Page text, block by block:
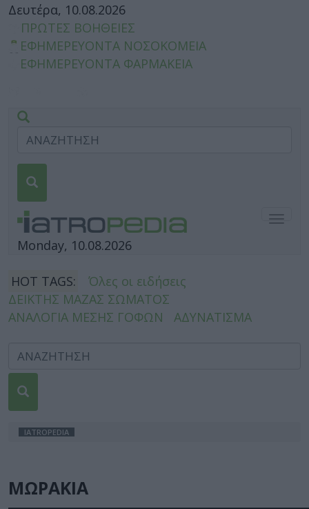
Δευτέρα, 10.08.2026
ΠΡΩΤΕΣ ΒΟΗΘΕΙΕΣ
ΕΦΗΜΕΡΕΥΟΝΤΑ ΝΟΣΟΚΟΜΕΙΑ
ΕΦΗΜΕΡΕΥΟΝΤΑ ΦΑΡΜΑΚΕΙΑ
Monday, 10.08.2026
HOT TAGS:
Όλες οι ειδήσεις
ΔΕΙΚΤΗΣ ΜΑΖΑΣ ΣΩΜΑΤΟΣ
ΑΝΑΛΟΓΙΑ ΜΕΣΗΣ ΓΟΦΩΝ
ΑΔΥΝΑΤΙΣΜΑ
IATROPEDIA
ΜΩΡΑΚΙΑ